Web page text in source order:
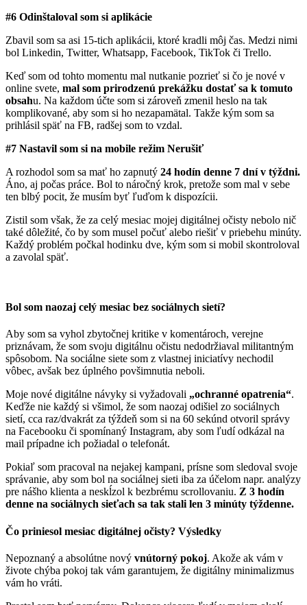
#6 Odinštaloval som si aplikácie
Zbavil som sa asi 15-tich aplikácii, ktoré kradli môj čas. Medzi nimi
bol Linkedin, Twitter, Whatsapp, Facebook, TikTok či Trello.
Keď som od tohto momentu mal nutkanie pozrieť si čo je nové v
online svete, mal som prirodzenú prekážku dostať sa k tomuto
obsahu. Na každom účte som si zároveň zmenil heslo na tak
komplikované, aby som si ho nezapamätal. Takže kým som sa
prihlásil späť na FB, radšej som to vzdal.
#7 Nastavil som si na mobile režim Nerušiť
A rozhodol som sa mať ho zapnutý 24 hodín denne 7 dní v týždni.
Áno, aj počas práce. Bol to náročný krok, pretože som mal v sebe
ten blbý pocit, že musím byť ľuďom k dispozícii.
Zistil som však, že za celý mesiac mojej digitálnej očisty nebolo nič
také dôležité, čo by som musel počuť alebo riešiť v priebehu minúty.
Každý problém počkal hodinku dve, kým som si mobil skontroloval
a zavolal späť.
Bol som naozaj celý mesiac bez sociálnych sietí?
Aby som sa vyhol zbytočnej kritike v komentároch, verejne
priznávam, že som svoju digitálnu očistu nedodržiaval militantným
spôsobom. Na sociálne siete som z vlastnej iniciatívy nechodil
vôbec, avšak bez úplného povšimnutia neboli.
Moje nové digitálne návyky si vyžadovali „ochranné opatrenia“.
Keďže nie každý si všimol, že som naozaj odišiel zo sociálnych
sietí, cca raz/dvakrát za týždeň som si na 60 sekúnd otvoril správy
na Facebooku či spomínaný Instagram, aby som ľudí odkázal na
mail prípadne ich požiadal o telefonát.
Pokiaľ som pracoval na nejakej kampani, prísne som sledoval svoje
správanie, aby som bol na sociálnej sieti iba za účelom napr. analýzy
pre nášho klienta a neskĺzol k bezbrému scrollovaniu. Z 3 hodín
denne na sociálnych sieťach sa tak stali len 3 minúty týždenne.
Čo priniesol mesiac digitálnej očisty? Výsledky
Nepoznaný a absolútne nový vnútorný pokoj. Akože ak vám v
živote chýba pokoj tak vám garantujem, že digitálny minimalizmus
vám ho vráti.